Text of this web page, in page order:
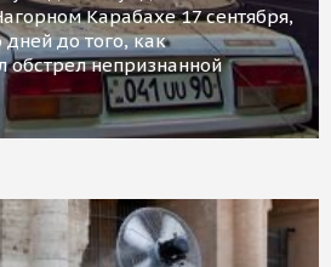
Карабахе 17 сентября,
дней до того, как
обстрел непризнанной